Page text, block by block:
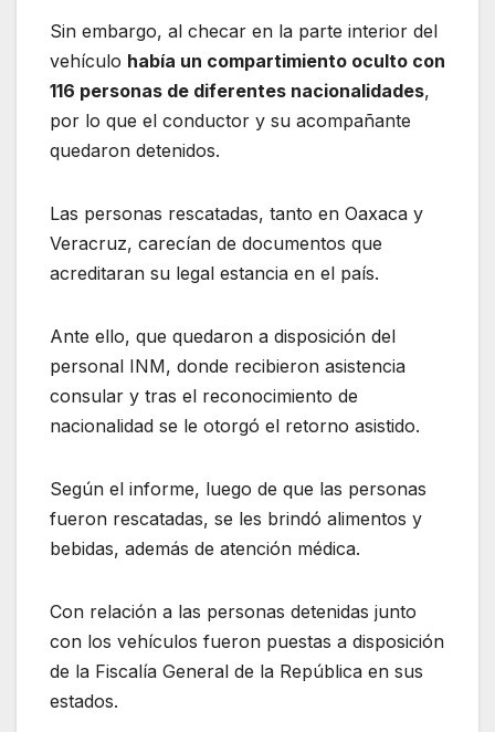
Sin embargo, al checar en la parte interior del
vehículo había un compartimiento oculto con
116 personas de diferentes nacionalidades,
por lo que el conductor y su acompañante
quedaron detenidos.
Las personas rescatadas, tanto en Oaxaca y
Veracruz, carecían de documentos que
acreditaran su legal estancia en el país.
Ante ello, que quedaron a disposición del
personal INM, donde recibieron asistencia
consular y tras el reconocimiento de
nacionalidad se le otorgó el retorno asistido.
Según el informe, luego de que las personas
fueron rescatadas, se les brindó alimentos y
bebidas, además de atención médica.
Con relación a las personas detenidas junto
con los vehículos fueron puestas a disposición
de la Fiscalía General de la República en sus
estados.